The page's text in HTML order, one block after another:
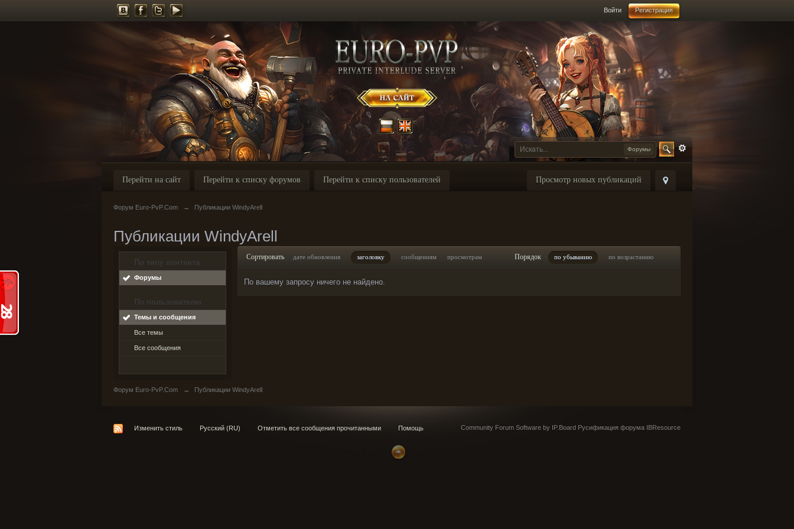
Войти Регистрация
Форумы
Просмотр новых публикаций
Перейти на сайт Перейти к списку форумов Перейти к списку пользователей
Форум Euro-PvP.Com → Публикации WindyArell
Публикации WindyArell
По типу контента
Форумы
По пользователю
Темы и сообщения
Все темы
Все сообщения
Сортировать дате обновления заголовку сообщениям просмотрам Порядок по убыванию по возрастанию
По вашему запросу ничего не найдено.
Форум Euro-PvP.Com → Публикации WindyArell
Изменить стиль Русский (RU) Отметить все сообщения прочитанными Помощь Community Forum Software by IP.Board Русификация форума IBResource